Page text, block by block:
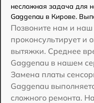
несложная задача для
Gaggenau в Кирове.
Позвоните нам и наш
проконсультирует и
вытяжки. Среднее
Gaggenau в нашем
Замена платы
Gaggenau
сложного ремонта.